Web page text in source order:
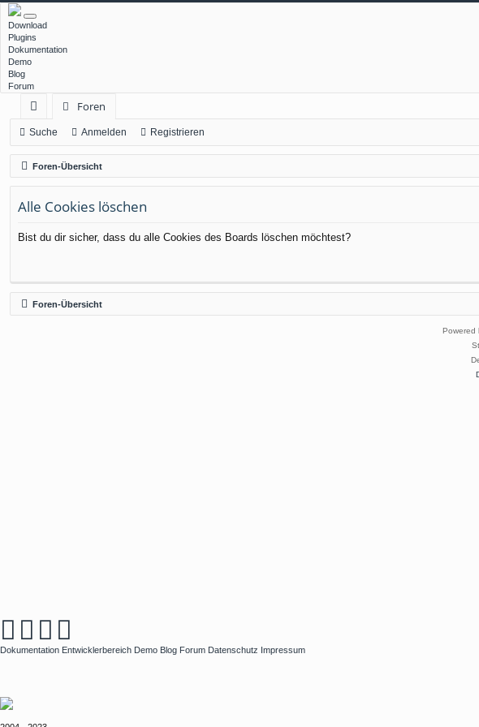
Download
Plugins
Dokumentation
Demo
Blog
Forum
ch
ne
llz
ug
rif
Foren
Suche Anmelden Registrieren
Foren-Übersicht
Alle Cookies löschen
Bist du dir sicher, dass du alle Cookies des Boards löschen möchtest?
Foren-Übersicht
Powered
Dokumentation Entwicklerbereich Demo Blog Forum Datenschutz Impressum